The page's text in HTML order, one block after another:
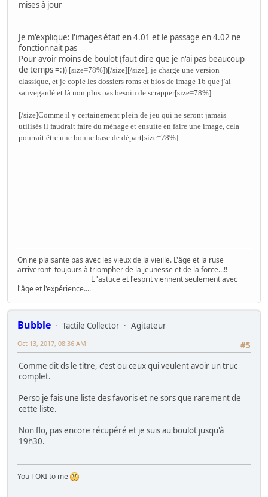
mises à jour
Je m'explique: l'images était en 4.01 et le passage en 4.02 ne
fonctionnait pas
Pour avoir moins de boulot (faut dire que je n'ai pas beaucoup
de temps =:)) [size=78%])[/size][/size], je charge une version
classique, et je copie les dossiers roms et bios de image 16 que j'ai
sauvegardé et là non plus pas besoin de scrapper[size=78%]
[/size]Comme il y certainement plein de jeu qui ne seront jamais
utilisés il faudrait faire du ménage et ensuite en faire une image, cela
pourrait être une bonne base de départ[size=78%]
On ne plaisante pas avec les vieux de la vieille. L'âge et la ruse
arriveront toujours à triompher de la jeunesse et de la force...!!
L 'astuce et l'esprit viennent seulement avec
l'âge et l'expérience....
Bubble Tactile Collector
Agitateur
#5
Oct 13, 2017, 08:36 AM
Comme dit ds le titre, c'est ou ceux qui veulent avoir un truc
complet.
Perso je fais une liste des favoris et ne sors que rarement de
cette liste.
Non flo, pas encore récupéré et je suis au boulot jusqu'à
19h30.
You TOKI to me